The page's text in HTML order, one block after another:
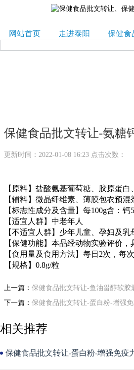
网站首页 走进泰阳 保健食
保健食品批文转让-氨糖
更新时间：2022-01-08 16:23 点击次数：
【原料】盐酸氨基葡萄糖、胶原蛋
【辅料】微晶纤维素、薄膜包衣预
【标志性成分及含量】每100g含：
【适宜人群】中老年人
【不适宜人群】少年儿童、孕妇及乳
【保健功能】本品经动物实验评价
【食用量及食用方法】每日2次，每
【规格】0.8g/粒
上一篇： 保健食品批文转让-鱼油甾醇软胶
下一篇： 保健食品批文转让-蛋白粉-增强免
相关推荐
保健食品批文转让-蛋白粉-增强免疫